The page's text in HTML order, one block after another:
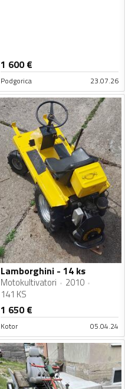
1 600€
Podgorica 23.07.26
Lamborghini - 14 ks
Motokultivatori
2010
141 KS
1 650€
Kotor 05.04.24